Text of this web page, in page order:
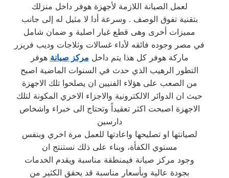
لعمل الصيانة اللازمة لأجهزة هوفر داخل منزلك
بتقنية تفوق الوصف . وسرعة أدا لا مثيل له إلى جانب
مميزات أخرى وهى قطع غيار اصلية و ضمان شامل
في مصر وجوده فائقه لأداء غسالات وثلاجات وديب فريزر
ماركة هوفر كل هذا يتم داخل مركز صيانة هوفر
التطور الرهيب الذي حدث في السنوات الماضية اصبح
من الصعب على هؤلاء الفنيين ان يصلحوا تلك الاجهزة
حيث ان الدوائر الالكترونية والاجزاء الاخري المكونة لتلك
الاجهزة اصبحت اكثر تعقيداً وتحتاج الى خبراء واشخاص
دارسين
لصيانتها او تصليحها واعادتها للعمل مرة اخري وبنفس
مستوي الكفأة، وبناء على ذلك نستنتج ان
وجود مركز صيانة فيمنطقة مناسبة ويقدم الخدمات
بجودة عالية وبأسعار مناسبة قد يحقق الكثير من